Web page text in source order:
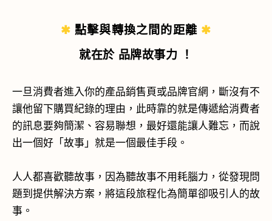
✱ 點擊與轉換之間的距離 ✱
就在於 品牌故事力 ！
一旦消費者進入你的產品銷售頁或品牌官網，斷沒有不
讓他留下購買紀錄的理由，此時靠的就是傳遞給消費者
的訊息要夠簡潔、容易聯想，最好還能讓人難忘，而說
出一個好「故事」就是一個最佳手段。
人人都喜歡聽故事，因為聽故事不用耗腦力，從發現問
題到提供解決方案，將這段旅程化為簡單卻吸引人的故
事。